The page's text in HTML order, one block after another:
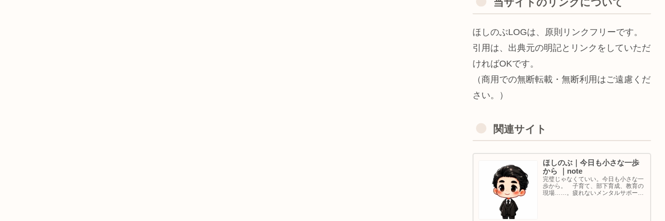
ほしのぶLOGは、原則リンクフリーです。
引用は、出典元の明記とリンクをしていただ
ければOKです。
（商用での無断転載・無断利用はご遠慮くだ
さい。）
関連サイト
ほしのぶ｜今日も小さな一歩
から ｜note
完璧じゃなくていい。今日も小さな一
歩から。 子育て、部下育成、教育の
現場……。疲れないメンタルサポート